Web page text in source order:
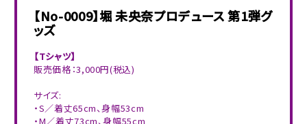
【No-0009】堀 未央奈プロデュース 第1弾グ
ッズ
【Tシャツ】
販売価格：3,000円(税込)
サイズ:
・S／着丈65cm、身幅53cm
・M／着丈73cm、身幅55cm